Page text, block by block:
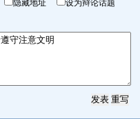
隐藏地址 设为辩论话题